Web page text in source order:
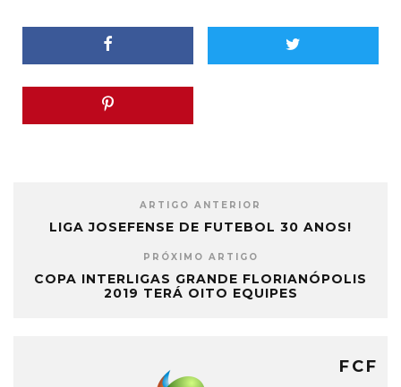
ARTIGO ANTERIOR
LIGA JOSEFENSE DE FUTEBOL 30 ANOS!
PRÓXIMO ARTIGO
COPA INTERLIGAS GRANDE FLORIANÓPOLIS
2019 TERÁ OITO EQUIPES
FCF